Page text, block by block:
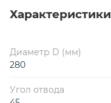
Характеристики
Диаметр D (мм)
280
Угол отвода